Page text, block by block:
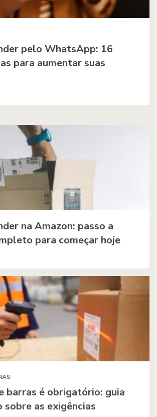
pelo WhatsApp: 16
para aumentar suas
na Amazon: passo a
para começar hoje
barras é obrigatório: guia
as exigências